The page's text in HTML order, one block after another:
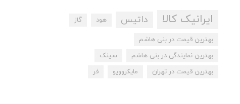
ایرانیک کالا داتیس هود گاز
بهترین قیمت در بنی هاشم
بهترین نمایندگی در بنی هاشم
سینک
بهترین قیمت در تهران
مایکروویو فر